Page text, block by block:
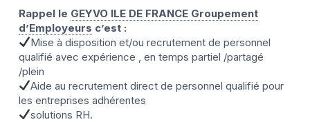
Rappel le GEYVO ILE DE FRANCE Groupement
d’Employeurs c’est :
Mise à disposition et/ou recrutement de personnel
qualifié avec expérience , en temps partiel /partagé
/plein
Aide au recrutement direct de personnel qualifié pour
les entreprises adhérentes
solutions RH.